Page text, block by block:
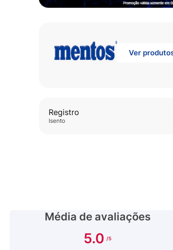
Ver
Registro
isento
Média de avaliações
5.0